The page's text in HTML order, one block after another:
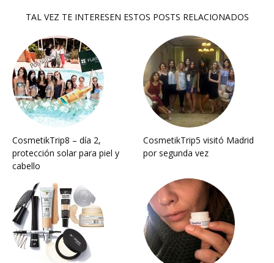
TAL VEZ TE INTERESEN ESTOS POSTS RELACIONADOS
CosmetikTrip8 – día 2,
protección solar para piel y
cabello
CosmetikTrip5 visitó Madrid
por segunda vez